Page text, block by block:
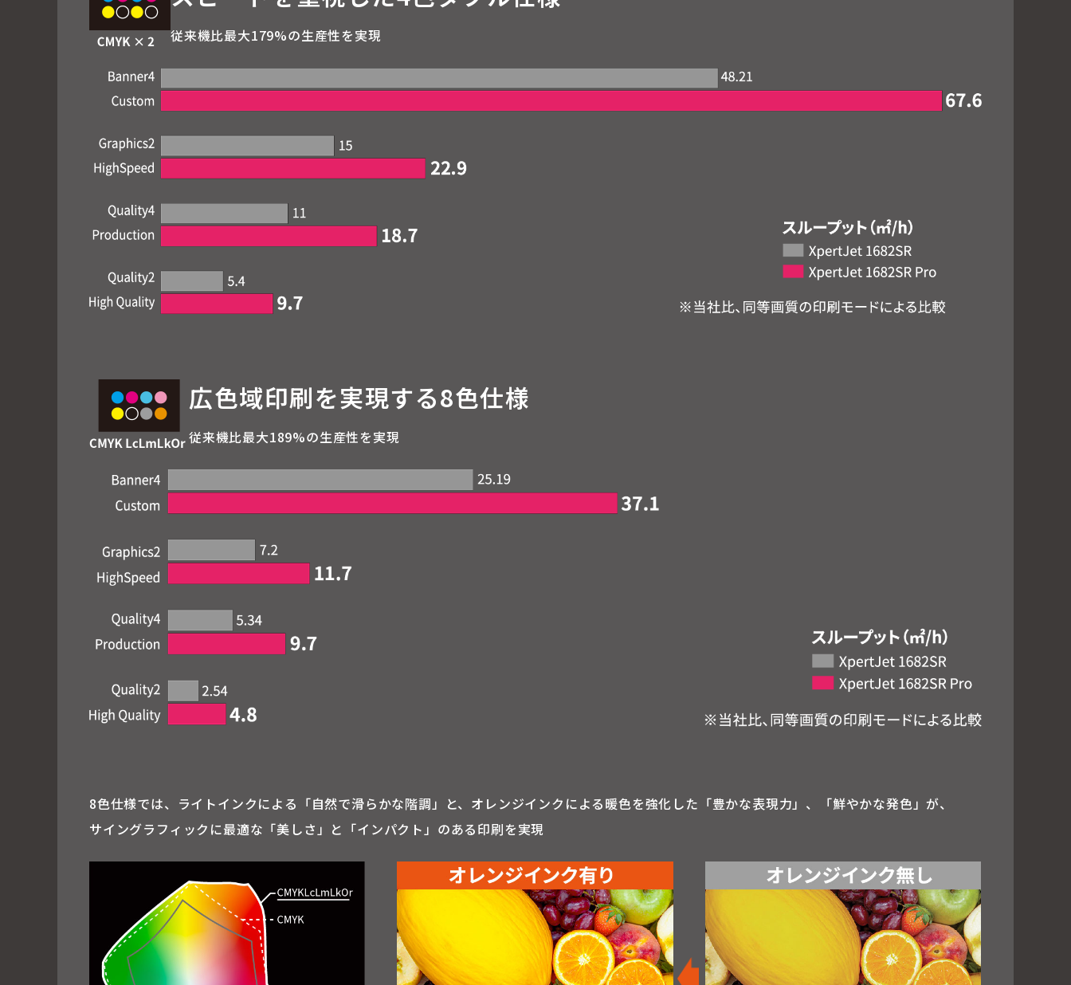
従来機比最大179%の生産性を実現
広⾊域印刷を実現する8色仕様
従来機比最大189%の生産性を実現
8色仕様では、ライトインクによる「自然で滑らかな階調」と、オレンジインクによる暖色を強化した「豊かな表現力」、「鮮やかな発色」が、
サイングラフィックに最適な「美しさ」と「インパクト」のある印刷を実現